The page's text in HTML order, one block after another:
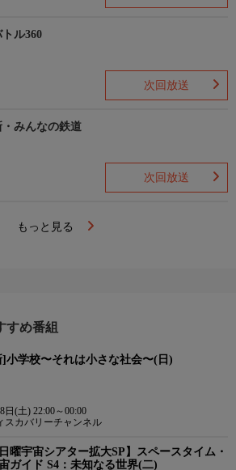
トル360
次回放送
・みんなの鉄道
次回放送
もっと見る
すめ番組
]小学校〜それは小さな社会〜(日)
日(土) 22:00～00:00
スカバリーチャンネル
日曜宇宙シアター拡大SP】スペースタイム・
ガイド S4：未知なる世界(二)